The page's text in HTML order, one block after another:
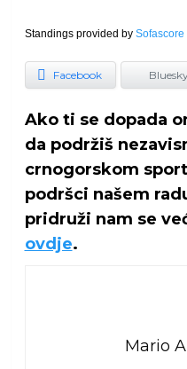
Standings provided by Sofascore
Facebook
Ako ti se dopada
da podržiš
crnogorskom
podršci našem
pridruži nam se
ovdje.
Mario